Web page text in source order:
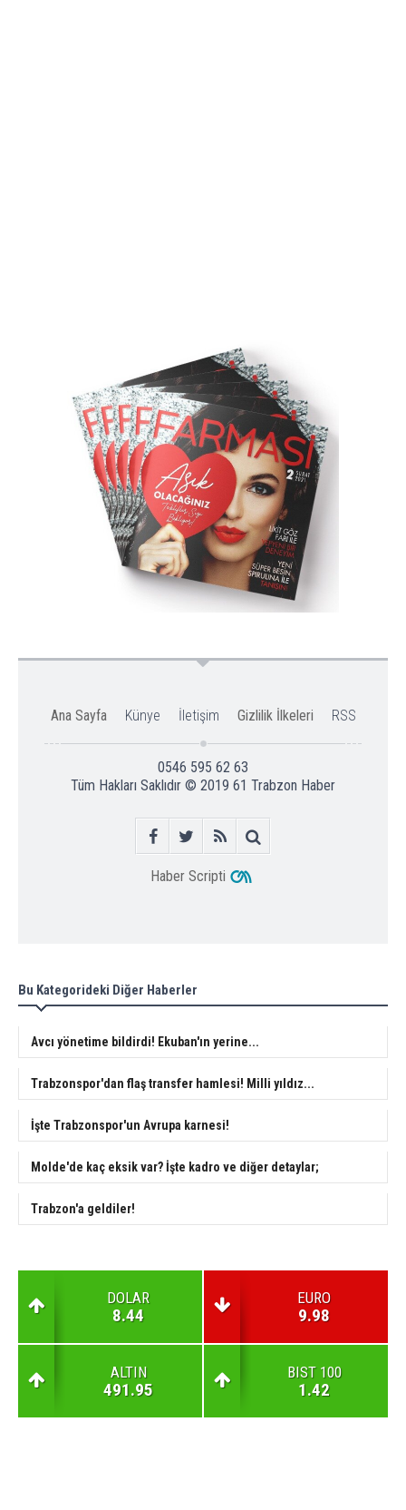
Ana Sayfa Künye İletişim Gizlilik İlkeleri RSS
0546 595 62 63
Tüm Hakları Saklıdır © 2019 61 Trabzon Haber
Haber Scripti
Bu Kategorideki Diğer Haberler
Avcı yönetime bildirdi! Ekuban'ın yerine...
Trabzonspor'dan flaş transfer hamlesi! Milli yıldız...
İşte Trabzonspor'un Avrupa karnesi!
Molde'de kaç eksik var? İşte kadro ve diğer detaylar;
Trabzon'a geldiler!
DOLAR
8.44
EURO
9.98
ALTIN
491.95
BIST 100
1.42